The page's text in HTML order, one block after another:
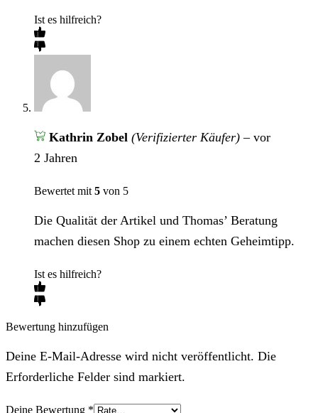
Ist es hilfreich?
Kathrin Zobel (Verifizierter Käufer) – vor
2 Jahren
Bewertet mit 5 von 5
Die Qualität der Artikel und Thomas’ Beratung
machen diesen Shop zu einem echten Geheimtipp.
Ist es hilfreich?
Bewertung hinzufügen
Deine E-Mail-Adresse wird nicht veröffentlicht. Die
Erforderliche Felder sind markiert.
Deine Bewertung *